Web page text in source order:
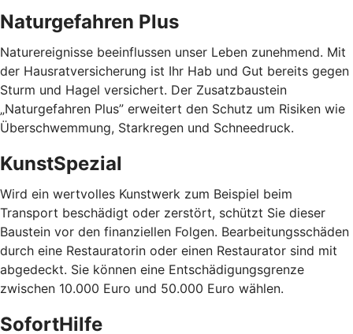
Naturgefahren Plus
Naturereignisse beeinflussen unser Leben zunehmend. Mit
der Hausratversicherung ist Ihr Hab und Gut bereits gegen
Sturm und Hagel versichert. Der Zusatzbaustein
„Naturgefahren Plus” erweitert den Schutz um Risiken wie
Überschwemmung, Starkregen und Schneedruck.
KunstSpezial
Wird ein wertvolles Kunstwerk zum Beispiel beim
Transport beschädigt oder zerstört, schützt Sie dieser
Baustein vor den finanziellen Folgen. Bearbeitungsschäden
durch eine Restauratorin oder einen Restaurator sind mit
abgedeckt. Sie können eine Entschädigungsgrenze
zwischen 10.000 Euro und 50.000 Euro wählen.
SofortHilfe